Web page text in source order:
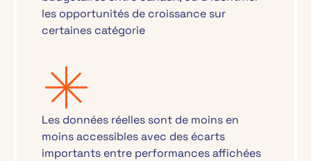
les opportunités de croissance sur
certaines catégorie
Les données réelles sont de moins en
moins accessibles avec des écarts
importants entre performances affichées